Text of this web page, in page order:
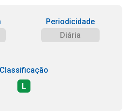
Periodicidade
Diária
Classificação
L